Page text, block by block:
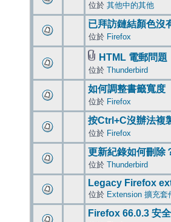
位於 其他中的其他
已拜訪鏈結顏色沒
位於 Firefox
HTML 電郵問題
位於 Thunderbird
如何調整書籤寬度
位於 Firefox
按Ctrl+C沒辦法複
位於 Firefox
更新紀錄如何刪除
位於 Thunderbird
Legacy Firefox
位於 Extension 擴充套
Firefox 66.0.3 安